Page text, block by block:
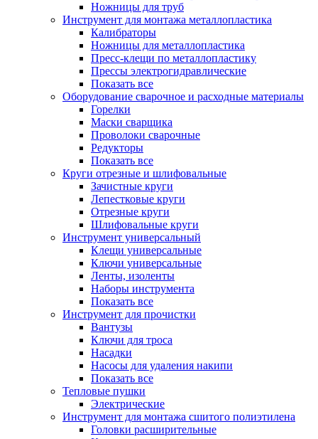
Ножницы для труб
Инструмент для монтажа металлопластика
Калибраторы
Ножницы для металлопластика
Пресс-клещи по металлопластику
Прессы электрогидравлические
Показать все
Оборудование сварочное и расходные материалы
Горелки
Маски сварщика
Проволоки сварочные
Редукторы
Показать все
Круги отрезные и шлифовальные
Зачистные круги
Лепестковые круги
Отрезные круги
Шлифовальные круги
Инструмент универсальный
Клещи универсальные
Ключи универсальные
Ленты, изоленты
Наборы инструмента
Показать все
Инструмент для прочистки
Вантузы
Ключи для троса
Насадки
Насосы для удаления накипи
Показать все
Тепловые пушки
Электрические
Инструмент для монтажа сшитого полиэтилена
Головки расширительные